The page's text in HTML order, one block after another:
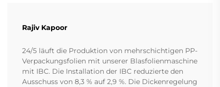
Rajiv Kapoor
24/5 läuft die Produktion von mehrschichtigen PP-
Verpackungsfolien mit unserer Blasfolienmaschine
mit IBC. Die Installation der IBC reduzierte den
Ausschuss von 8,3 % auf 2,9 %. Die Dickenregelung